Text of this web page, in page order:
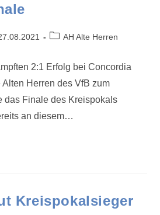
AH Alte Herren
2:1 Erfolg bei Concordia
Herren des VfB zum
das Finale des Kreispokals
an diesem…
Kreispokalsieger